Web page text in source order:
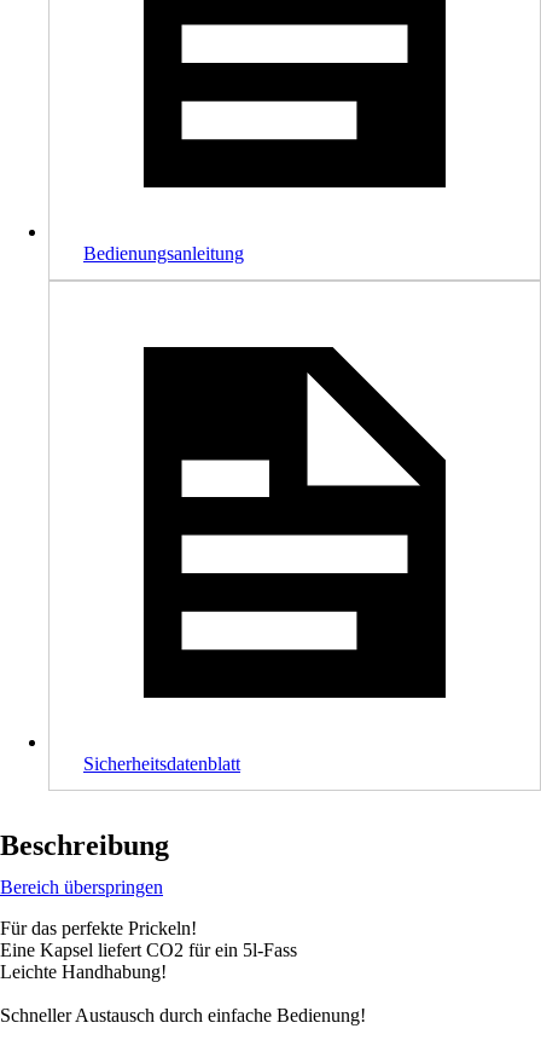
Bedienungsanleitung
Sicherheitsdatenblatt
Beschreibung
Bereich überspringen
Für das perfekte Prickeln!
Eine Kapsel liefert CO2 für ein 5l-Fass
Leichte Handhabung!
Schneller Austausch durch einfache Bedienung!